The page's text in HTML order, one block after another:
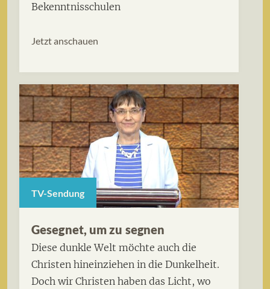
Bekenntnisschulen
Jetzt anschauen
TV-Sendung
Gesegnet, um zu segnen
Diese dunkle Welt möchte auch die
Christen hineinziehen in die Dunkelheit.
Doch wir Christen haben das Licht, wo